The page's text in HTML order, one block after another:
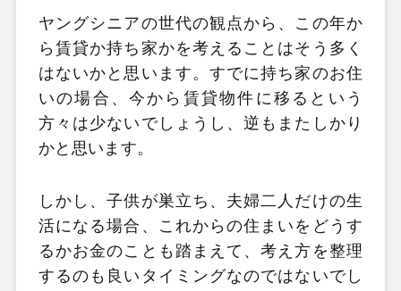
ヤングシニアの世代の観点から、この年か
ら賃貸か持ち家かを考えることはそう多く
はないかと思います。すでに持ち家のお住
いの場合、今から賃貸物件に移るという
方々は少ないでしょうし、逆もまたしかり
かと思います。
しかし、子供が巣立ち、夫婦二人だけの生
活になる場合、これからの住まいをどうす
るかお金のことも踏まえて、考え方を整理
するのも良いタイミングなのではないでし